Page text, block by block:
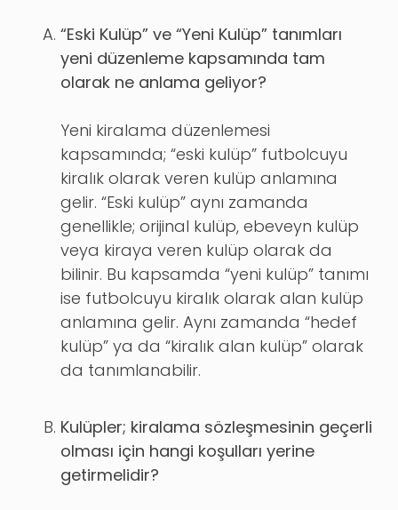
“Eski Kulüp” ve “Yeni Kulüp” tanımları
yeni düzenleme kapsamında tam
olarak ne anlama geliyor?
Yeni kiralama düzenlemesi
kapsamında; “eski kulüp” futbolcuyu
kiralık olarak veren kulüp anlamına
gelir. “Eski kulüp” aynı zamanda
genellikle; orijinal kulüp, ebeveyn kulüp
veya kiraya veren kulüp olarak da
bilinir. Bu kapsamda “yeni kulüp” tanımı
ise futbolcuyu kiralık olarak alan kulüp
anlamına gelir. Aynı zamanda “hedef
kulüp” ya da “kiralık alan kulüp” olarak
da tanımlanabilir.
Kulüpler; kiralama sözleşmesinin geçerli
olması için hangi koşulları yerine
getirmelidir?